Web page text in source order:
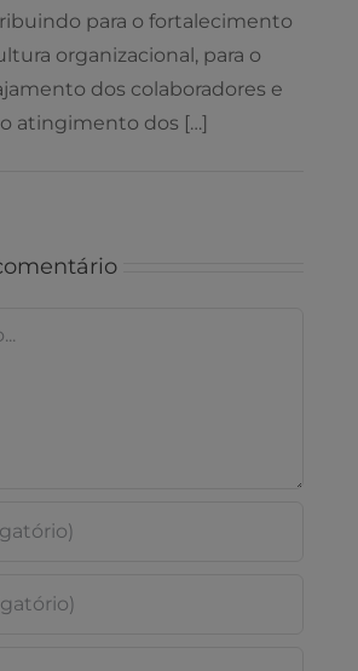
para o fortalecimento
organizacional, para o
dos colaboradores e
atingimento dos […]